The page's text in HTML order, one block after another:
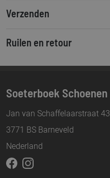
Verzenden
Ruilen en retour
Soeterboek Schoenen
Jan van Schaffelaarstraat 43
3771 BS Barneveld
Nederland